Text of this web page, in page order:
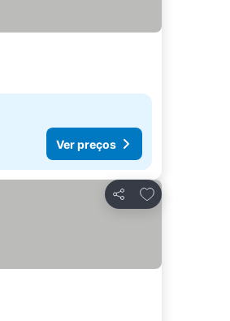
Ver preços
Partilhar
Adicionar aos